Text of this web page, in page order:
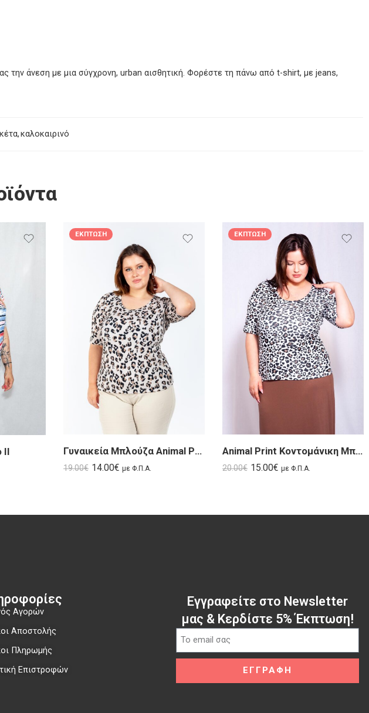
την άνεση με μια σύγχρονη, urban αισθητική. Φορέστε τη πάνω από t-shirt, με jeans,
,καλοκαιρινό
II
ΈΚΠΤΩΣΗ
Γυναικεία Μπλούζα Animal Print με Χαμόγελο Λαιμόκοψη SS25
19.00€ 14.00€ με Φ.Π.Α.
ΈΚΠΤΩΣΗ
Animal Print Κοντομάνικη Μπλούζα με Λαιμουδιά | Ranka SS25
20.00€ 15.00€ με Φ.Π.Α.
Αγορών
Αποστολής
Πληρωμής
Επιστροφών
Εγγραφείτε στο Newsletter
μας & Κερδίστε 5% Έκπτωση!
ΕΓΓΡΑΦΗ